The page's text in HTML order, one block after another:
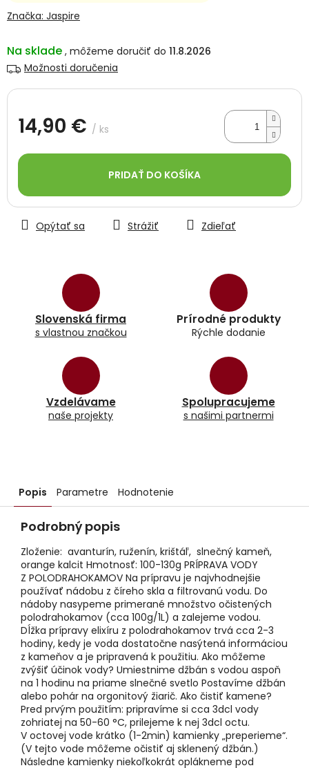
Na sklade
11.8.2026
Možnosti doručenia
14,90 € / ks
cena:
PRIDAŤ DO KOŠÍKA
Slovenská firma
s vlastnou značkou
Prírodné produkty
Rýchle dodanie
Vzdelávame
naše projekty
Spolupracujeme
s našimi partnermi
Opýtať sa Strážiť Zdieľať
produktu
z
5
Značka: Jaspire
Popis Parametre Hodnotenie
Podrobný popis
Zloženie: avanturín, ruženín, krištáľ, slnečný kameň,
orange kalcit Hmotnosť: 100-130g PRÍPRAVA VODY
Z POLODRAHOKAMOV Na prípravu je najvhodnejšie
používať nádobu z číreho skla a filtrovanú vodu. Do
nádoby nasypeme primerané množstvo očistených
polodrahokamov (cca 100g/1L) a zalejeme vodou.
Dĺžka prípravy elixíru z polodrahokamov trvá cca 2-3
hodiny, kedy je voda dostatočne nasýtená informáciou
z kameňov a je pripravená k použitiu. Ako môžeme
zvýšiť účinok vody? Umiestnime džbán s vodou aspoň
na 1 hodinu na priame slnečné svetlo Postavíme džbán
alebo pohár na orgonitový žiarič. Ako čistiť kamene?
Pred prvým použitím: pripravíme si cca 3dcl vody
zohriatej na 50-60 °C, prilejeme k nej 3dcl octu.
V octovej vode krátko (1-2min) kamienky „preperieme“.
(V tejto vode môžeme očistiť aj sklenený džbán.)
Následne kamienky niekoľkokrát oplákneme pod